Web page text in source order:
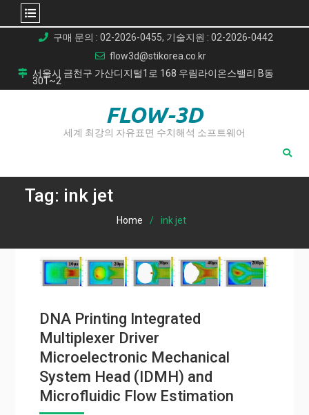
content
구매 문의 : 02-2026-0455, 기술지원 : 02-2026-0442
flow3d@stikorea.co.kr
서울시 금천구 가산디지털1로 168 우림라이온스밸리 B동
301~2
FLOW-3D
세계 최강의 자유표면 수치해석 소프트웨어
Tag: ink jet
Home ink jet
DNA Printing Integrated
Multiplexer Driver
Microelectronic Mechanical
System Head (IDMH) and
Microfluidic Flow Estimation